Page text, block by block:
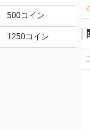
500コイン
1250コイン